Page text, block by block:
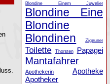
Blondine Einem Juwelier
Blondine Eine
Blondine
Blondinen
Zigeuner
Toilette Thorsten Papagei
Mantafahrer
Apothekerin
Apotheke
Apotheker